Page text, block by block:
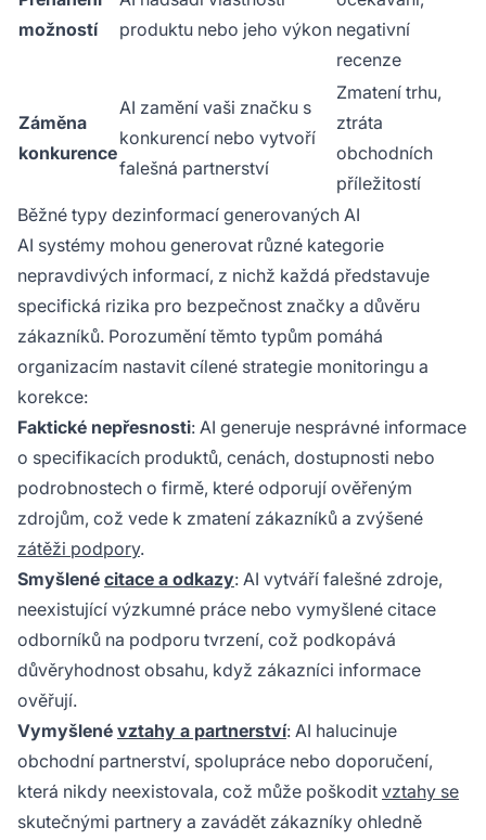
možností
produktu nebo jeho výkon negativní
recenze
Záměna
konkurence
AI zamění vaši značku s
konkurencí nebo vytvoří
falešná partnerství
Zmatení trhu,
ztráta
obchodních
příležitostí
Běžné typy dezinformací generovaných AI
AI systémy mohou generovat různé kategorie
nepravdivých informací, z nichž každá představuje
specifická rizika pro bezpečnost značky a důvěru
zákazníků. Porozumění těmto typům pomáhá
organizacím nastavit cílené strategie monitoringu a
korekce:
Faktické nepřesnosti: AI generuje nesprávné informace
o specifikacích produktů, cenách, dostupnosti nebo
podrobnostech o firmě, které odporují ověřeným
zdrojům, což vede k zmatení zákazníků a zvýšené
zátěži podpory.
Smyšlené citace a odkazy: AI vytváří falešné zdroje,
neexistující výzkumné práce nebo vymyšlené citace
odborníků na podporu tvrzení, což podkopává
důvěryhodnost obsahu, když zákazníci informace
ověřují.
Vymyšlené vztahy a partnerství: AI halucinuje
obchodní partnerství, spolupráce nebo doporučení,
která nikdy neexistovala, což může poškodit vztahy se
skutečnými partnery a zavádět zákazníky ohledně